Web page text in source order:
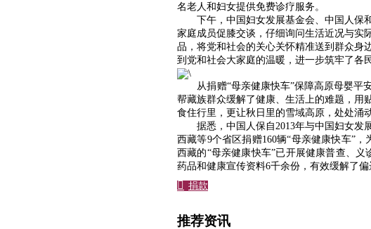
名老人和妇女提供免费诊疗服务。
下午，中国妇女发展基金会、中国人保
家庭成员促膝交谈，仔细询问生活近况与实
品，将党和社会的关心关怀精准送到群众身
到党和社会大家庭的温暖，进一步筑牢了各
从捐赠“母亲健康快车”保障高原母婴平
帮藏族群众缓解了健康、生活上的难题，用
食住行里，更让秋日里的雪域高原，处处涌
据悉，中国人保自2013年与中国妇女发
西藏等9个省区捐赠160辆“母亲健康快车”
西藏的“母亲健康快车”已开展健康普查、
药品和健康宣传资料6千余份，有效缓解了
 捐款
推荐资讯